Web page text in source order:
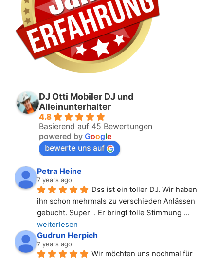
DJ Otti Mobiler DJ und
Alleinunterhalter
4.8
Basierend auf 45 Bewertungen
powered by Google
bewerte uns auf
Petra Heine
7 years ago
Dss ist ein toller DJ. Wir haben
ihn schon mehrmals zu verschieden Anlässen
gebucht. Super  . Er bringt tolle Stimmung
weiterlesen
Gudrun Herpich
7 years ago
Wir möchten uns nochmal für